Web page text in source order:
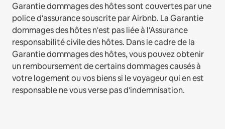
Garantie dommages des hôtes sont couvertes par une
police d'assurance souscrite par Airbnb. La Garantie
dommages des hôtes n'est pas liée à l'Assurance
responsabilité civile des hôtes. Dans le cadre de la
Garantie dommages des hôtes, vous pouvez obtenir
un remboursement de certains dommages causés à
votre logement ou vos biens si le voyageur qui en est
responsable ne vous verse pas d'indemnisation.